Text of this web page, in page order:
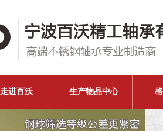
走进百沃 生产物品中心